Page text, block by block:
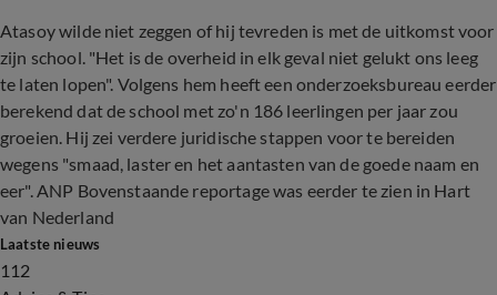
Atasoy wilde niet zeggen of hij tevreden is met de uitkomst voor
zijn school. "Het is de overheid in elk geval niet gelukt ons leeg
te laten lopen". Volgens hem heeft een onderzoeksbureau eerder
berekend dat de school met zo'n 186 leerlingen per jaar zou
groeien. Hij zei verdere juridische stappen voor te bereiden
wegens "smaad, laster en het aantasten van de goede naam en
eer". ANP Bovenstaande reportage was eerder te zien in Hart
van Nederland
Laatste nieuws
112